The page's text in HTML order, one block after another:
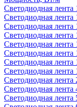
Светодиодная лента
Светодиодная лента
Светодиодная лента
Светодиодная
Светодиодная лента
Светодиодная лента
Светодиодная лента
Светодиодная лента
Светодиодная лента
Светодиодная лента
Светодиодная лента